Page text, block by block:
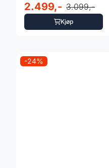
2.499,- 3.099,-
Kjøp
-24%